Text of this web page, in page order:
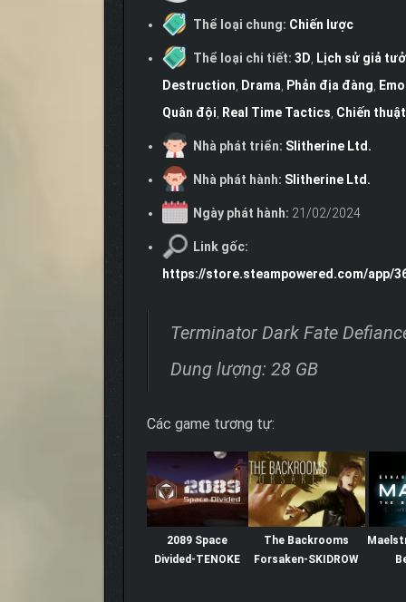
Thể loại chung: Chiến lược
Thể loại chi tiết: 3D, Lịch sử giả
Destruction, Drama, Phản địa đàng,
Quân đội, Real Time Tactics, Chiến
Nhà phát triển: Slitherine Ltd.
Nhà phát hành: Slitherine Ltd.
Ngày phát hành: 21/02/2024
Link gốc:
https://store.steampowered.com/app/
Terminator Dark Fate
Dung lượng: 28 GB
Các game tương tự:
2089 Space
Divided-TENOKE
The Backrooms
Forsaken-SKIDROW